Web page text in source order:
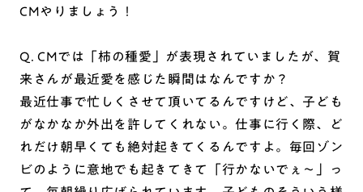
CMやりましょう！
Q. CMでは「柿の種愛」が表現されていましたが、賀
来さんが最近愛を感じた瞬間はなんですか？
最近仕事で忙しくさせて頂いてるんですけど、子ども
がなかなか外出を許してくれない。仕事に行く際、ど
れだけ朝早くても絶対起きてくるんですよ。毎回ゾン
ビのように意地でも起きてきて「行かないでぇ～」っ